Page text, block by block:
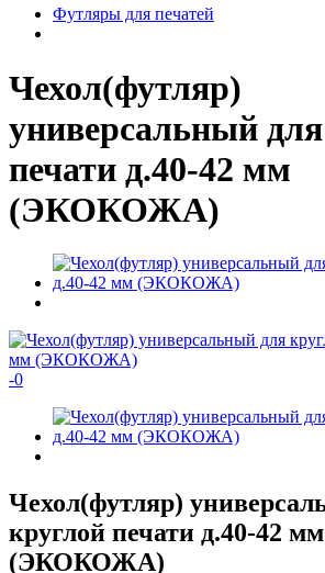
Футляры для печатей
Чехол(футляр)
универсальный
печати д.40-42 мм
(ЭКОКОЖА)
-0
Чехол(футляр)
круглой печати д.40-42 мм
(ЭКОКОЖА)